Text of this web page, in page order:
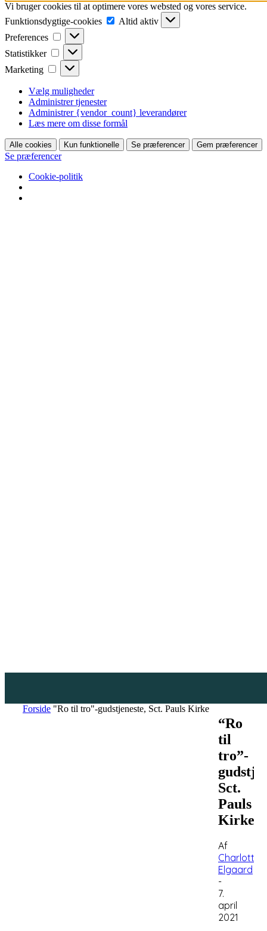
Vi bruger cookies til at optimere vores websted og vores service.
Funktionsdygtige-cookies
Funktionsdygtige-
cookies
Altid aktiv
Preferences
Preferences
Statistikker Statistikker
Marketing Marketing
Vælg muligheder
Administrer tjenester
Administrer {vendor_count} leverandører
Læs mere om disse formål
Alle cookies Kun funktionelle Se præferencer Gem præferencer
Se præferencer
Cookie-politik
Forside "Ro til tro"-gudstjeneste, Sct. Pauls Kirke
“Ro
til
tro”-
Sct.
Pauls
Kirke
Af
Charlotte
Elgaard
-
7.
april
2021